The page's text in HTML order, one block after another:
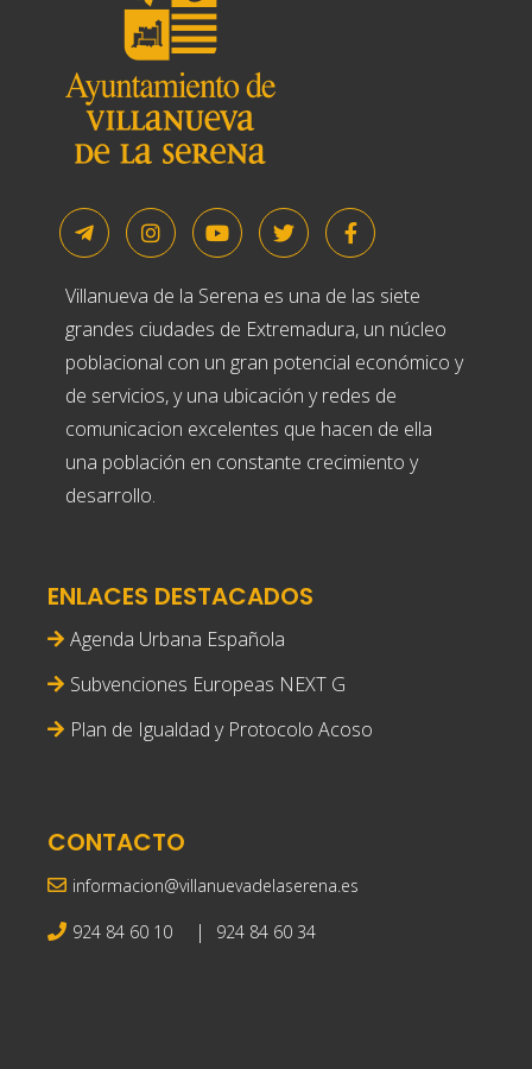
Villanueva de la Serena es una de las siete
grandes ciudades de Extremadura, un núcleo
poblacional con un gran potencial económico y
de servicios, y una ubicación y redes de
comunicacion excelentes que hacen de ella
una población en constante crecimiento y
desarrollo.
ENLACES DESTACADOS
Agenda Urbana Española
Subvenciones Europeas NEXT G
Plan de Igualdad y Protocolo Acoso
CONTACTO
informacion@villanuevadelaserena.es
924 84 60 10 | 924 84 60 34